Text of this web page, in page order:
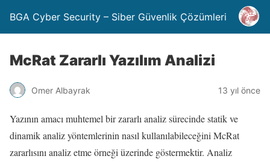
BGA Cyber Security – Siber Güvenlik Çözümleri
McRat Zararlı Yazılım Analizi
Omer Albayrak 13 yıl önce
Yazının amacı muhtemel bir zararlı analiz sürecinde statik ve
dinamik analiz yöntemlerinin nasıl kullanılabileceğini McRat
zararlısını analiz etme örneği üzerinde göstermektir. Analiz